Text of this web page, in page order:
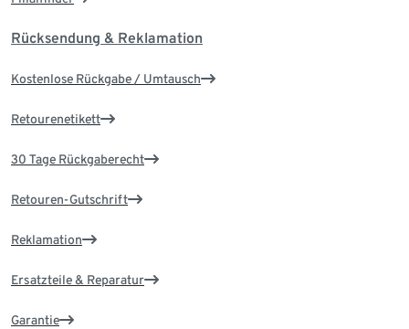
Rücksendung & Reklamation
Kostenlose Rückgabe / Umtausch
Retourenetikett
30 Tage Rückgaberecht
Retouren-Gutschrift
Reklamation
Ersatzteile & Reparatur
Garantie